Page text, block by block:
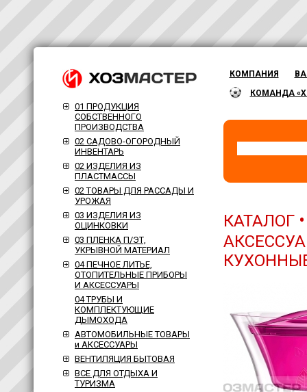
01 ПРОДУКЦИЯ
СОБСТВЕННОГО
ПРОИЗВОДСТВА
02 САДОВО-ОГОРОДНЫЙ
ИНВЕНТАРЬ
02 ИЗДЕЛИЯ ИЗ
ПЛАСТМАССЫ
02 ТОВАРЫ ДЛЯ РАССАДЫ И
УРОЖАЯ
03 ИЗДЕЛИЯ ИЗ
ОЦИНКОВКИ
03 ПЛЕНКА П/ЭТ,
УКРЫВНОЙ МАТЕРИАЛ
04 ПЕЧНОЕ ЛИТЬЕ,
ОТОПИТЕЛЬНЫЕ ПРИБОРЫ
И АКСЕССУАРЫ
04 ТРУБЫ И
КОМПЛЕКТУЮЩИЕ
ДЫМОХОДА
АВТОМОБИЛЬНЫЕ ТОВАРЫ
и АКСЕССУАРЫ
ВЕНТИЛЯЦИЯ БЫТОВАЯ
ВСЕ ДЛЯ ОТДЫХА И
ТУРИЗМА
КОМПАНИЯ
КОМАНДА
КАТАЛОГ